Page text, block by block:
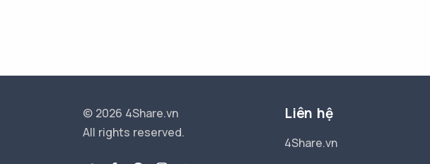
© 2026 4Share.vn
All rights reserved.
Liên hệ
4Share.vn